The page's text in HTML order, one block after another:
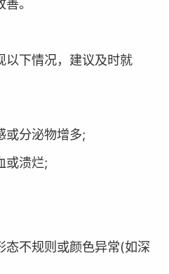
。
下情况，建议及时就
分泌物增多;
溃烂;
不规则或颜色异常(如深